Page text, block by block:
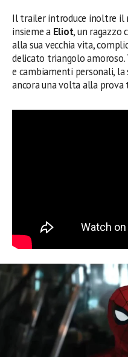
Il trailer introduce inoltre il
insieme a Eliot, un ragazzo
alla sua vecchia vita,
delicato triangolo
e cambiamenti personali,
ancora una volta alla